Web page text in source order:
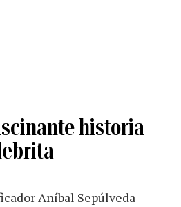
historia
Aníbal Sepúlveda